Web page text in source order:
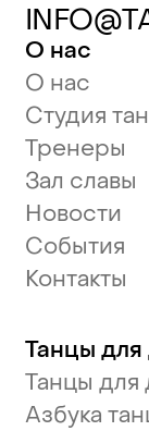
О нас
О нас
Студия
Тренеры
Зал славы
Новости
События
Контакты
Танцы для
Танцы для
Азбука